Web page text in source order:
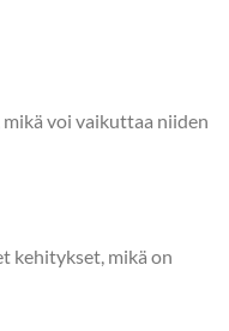
voi vaikuttaa niiden
kehitykset, mikä on